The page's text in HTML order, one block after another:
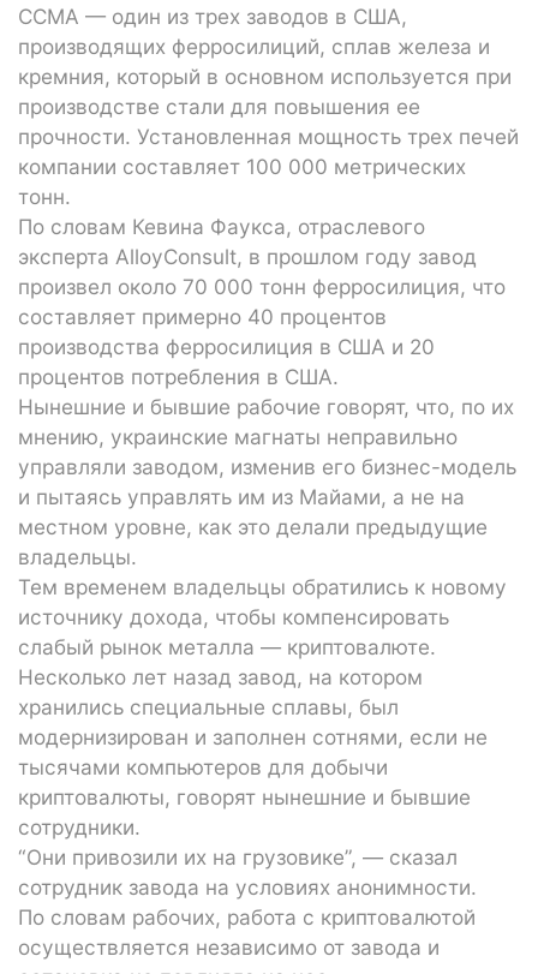
CCMA — один из трех заводов в США,
производящих ферросилиций, сплав железа и
кремния, который в основном используется при
производстве стали для повышения ее
прочности. Установленная мощность трех печей
компании составляет 100 000 метрических
тонн.
По словам Кевина Фаукса, отраслевого
эксперта AlloyConsult, в прошлом году завод
произвел около 70 000 тонн ферросилиция, что
составляет примерно 40 процентов
производства ферросилиция в США и 20
процентов потребления в США.
Нынешние и бывшие рабочие говорят, что, по их
мнению, украинские магнаты неправильно
управляли заводом, изменив его бизнес-модель
и пытаясь управлять им из Майами, а не на
местном уровне, как это делали предыдущие
владельцы.
Тем временем владельцы обратились к новому
источнику дохода, чтобы компенсировать
слабый рынок металла — криптовалюте.
Несколько лет назад завод, на котором
хранились специальные сплавы, был
модернизирован и заполнен сотнями, если не
тысячами компьютеров для добычи
криптовалюты, говорят нынешние и бывшие
сотрудники.
“Они привозили их на грузовике”, — сказал
сотрудник завода на условиях анонимности.
По словам рабочих, работа с криптовалютой
осуществляется независимо от завода и